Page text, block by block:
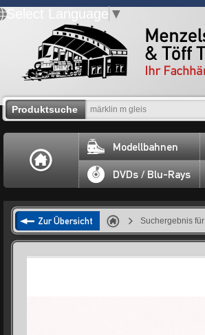
Select Language ▼
Produktsuche
Modellbahnen
DVDs / Blu-Rays
Zur Übersicht Suchergebnis